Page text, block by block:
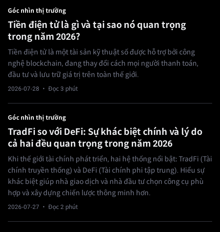
Góc nhìn thị trường
Tiền điện tử là gì và tại sao nó quan trọng
trong năm 2026?
Tiền điện tử là một tài sản kỹ thuật số được hỗ trợ bởi công
nghệ blockchain, đang thay đổi cách mọi người thanh toán,
đầu tư và lưu trữ giá trị trên toàn thế giới.
2026-07-28 · Đọc 3 phút
Góc nhìn thị trường
TradFi so với DeFi: Sự khác biệt chính và lý do
cả hai đều quan trọng trong năm 2026
Khi thế giới tài chính phát triển, hai hệ thống nổi bật: TradFi (Tài
chính truyền thống) và DeFi (Tài chính phi tập trung). Hiểu sự
khác biệt giúp nhà giao dịch và nhà đầu tư chọn công cụ phù
hợp và xây dựng chiến lược thông minh hơn.
2026-07-27 · Đọc 2 phút